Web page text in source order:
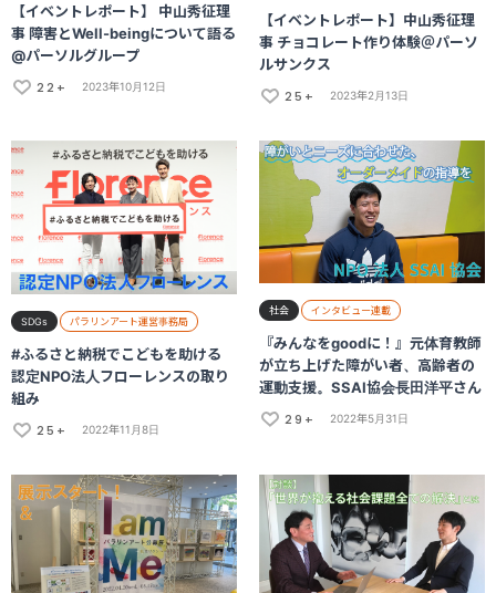
【イベントレポート】 中山秀征理
事 障害とWell-beingについて語る
@パーソルグループ
22+
2023年10月12日
【イベントレポート】中山秀征理
事 チョコレート作り体験＠パーソ
ルサンクス
25+
2023年2月13日
SDGs パラリンアート運営事務局
#ふるさと納税でこどもを助ける
認定NPO法人フローレンスの取り
組み
25+
2022年11月8日
社会 インタビュー連載
『みんなをgoodに！』元体育教師
が立ち上げた障がい者、高齢者の
運動支援。SSAI協会長田洋平さん
29+
2022年5月31日